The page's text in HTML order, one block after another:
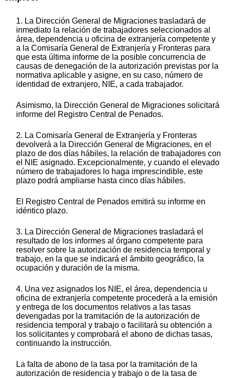
1. La Dirección General de Migraciones trasladará de
inmediato la relación de trabajadores seleccionados al
área, dependencia u oficina de extranjería competente y
a la Comisaría General de Extranjería y Fronteras para
que esta última informe de la posible concurrencia de
causas de denegación de la autorización previstas por la
normativa aplicable y asigne, en su caso, número de
identidad de extranjero, NIE, a cada trabajador.
Asimismo, la Dirección General de Migraciones solicitará
informe del Registro Central de Penados.
2. La Comisaría General de Extranjería y Fronteras
devolverá a la Dirección General de Migraciones, en el
plazo de dos días hábiles, la relación de trabajadores con
el NIE asignado. Excepcionalmente, y cuando el elevado
número de trabajadores lo haga imprescindible, este
plazo podrá ampliarse hasta cinco días hábiles.
El Registro Central de Penados emitirá su informe en
idéntico plazo.
3. La Dirección General de Migraciones trasladará el
resultado de los informes al órgano competente para
resolver sobre la autorización de residencia temporal y
trabajo, en la que se indicará el ámbito geográfico, la
ocupación y duración de la misma.
4. Una vez asignados los NIE, el área, dependencia u
oficina de extranjería competente procederá a la emisión
y entrega de los documentos relativos a las tasas
devengadas por la tramitación de la autorización de
residencia temporal y trabajo o facilitará su obtención a
los solicitantes y comprobará el abono de dichas tasas,
continuando la instrucción.
La falta de abono de la tasa por la tramitación de la
autorización de residencia y trabajo o de la tasa de